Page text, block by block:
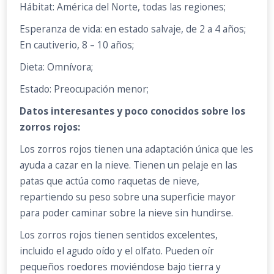
Hábitat: América del Norte, todas las regiones;
Esperanza de vida: en estado salvaje, de 2 a 4 años;
En cautiverio, 8 – 10 años;
Dieta: Omnívora;
Estado: Preocupación menor;
Datos interesantes y poco conocidos sobre los
zorros rojos:
Los zorros rojos tienen una adaptación única que les
ayuda a cazar en la nieve. Tienen un pelaje en las
patas que actúa como raquetas de nieve,
repartiendo su peso sobre una superficie mayor
para poder caminar sobre la nieve sin hundirse.
Los zorros rojos tienen sentidos excelentes,
incluido el agudo oído y el olfato. Pueden oír
pequeños roedores moviéndose bajo tierra y